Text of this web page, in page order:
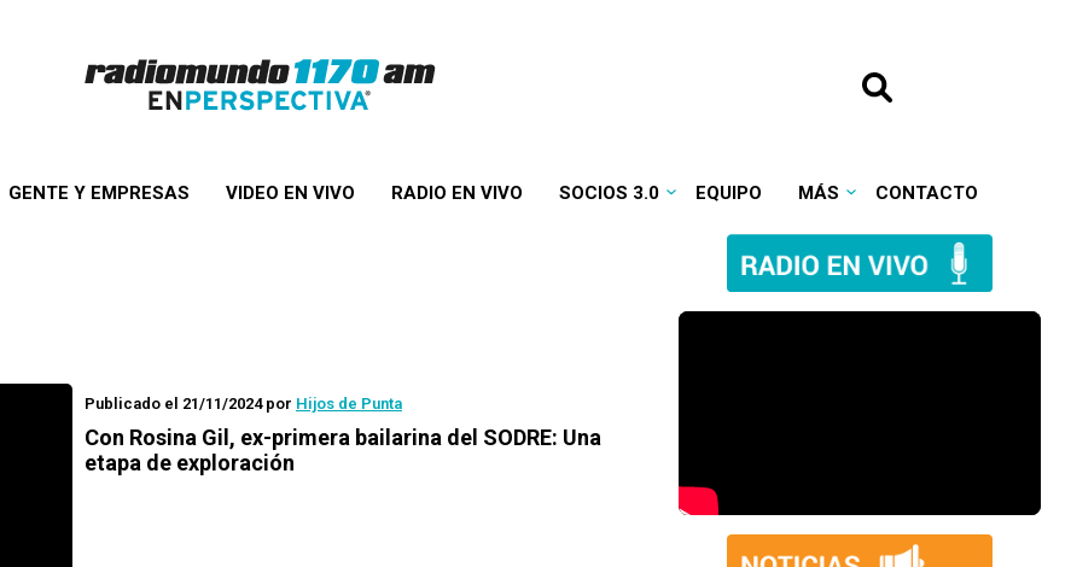
GENTE Y EMPRESAS VIDEO EN VIVO RADIO EN VIVO SOCIOS 3.0 EQUIPO MÁS CONTACTO
Publicado el 21/11/2024por Hijos de Punta
Con Rosina Gil, ex-primera bailarina del SODRE: Una
etapa de exploración